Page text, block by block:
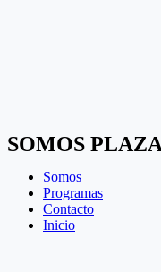
SOMOS
Somos
Programas
Contacto
Inicio